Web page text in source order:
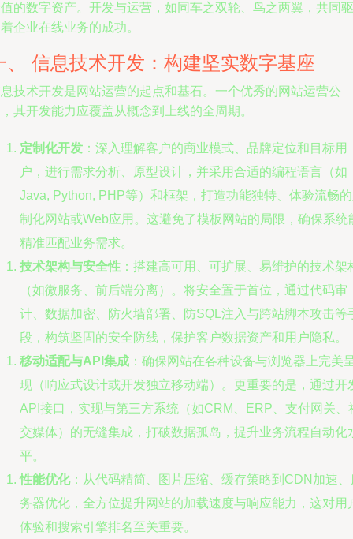
的数字资产。开发与运营，如同车之双轮、鸟之两翼，共同驱
企业在线业务的成功。
、 信息技术开发：构建坚实数字基座
技术开发是网站运营的起点和基石。一个优秀的网站运营公
其开发能力应覆盖从概念到上线的全周期。
定制化开发 ：深入理解客户的商业模式、品牌定位和目标用
户，进行需求分析、原型设计，并采用合适的编程语言（如
Java, Python, PHP等）和框架，打造功能独特、体验流畅
制化网站或Web应用。这避免了模板网站的局限，确保系统
精准匹配业务需求。
技术架构与安全性 ：搭建高可用、可扩展、易维护的技术架
（如微服务、前后端分离）。将安全置于首位，通过代码审
计、数据加密、防火墙部署、防SQL注入与跨站脚本攻击等
段，构筑坚固的安全防线，保护客户数据资产和用户隐私。
移动适配与API集成 ：确保网站在各种设备与浏览器上完美
现（响应式设计或开发独立移动端）。更重要的是，通过开
API接口，实现与第三方系统（如CRM、ERP、支付网关、
交媒体）的无缝集成，打破数据孤岛，提升业务流程自动化
平。
性能优化：从代码精简、图片压缩、缓存策略到CDN加速、
务器优化，全方位提升网站的加载速度与响应能力，这对用
体验和搜索引擎排名至关重要。